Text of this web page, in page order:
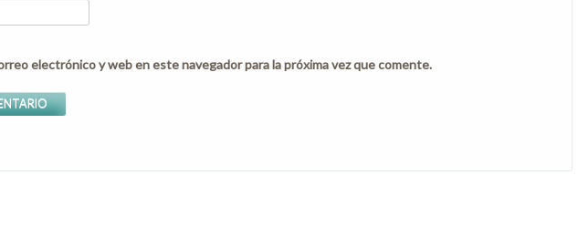
electrónico y web en este navegador para la próxima vez que comente.